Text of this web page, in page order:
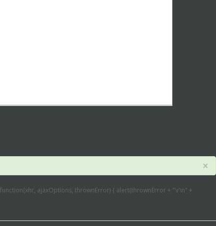
×
ajaxOptions, thrownError) { alert(thrownError + "\r\n" +